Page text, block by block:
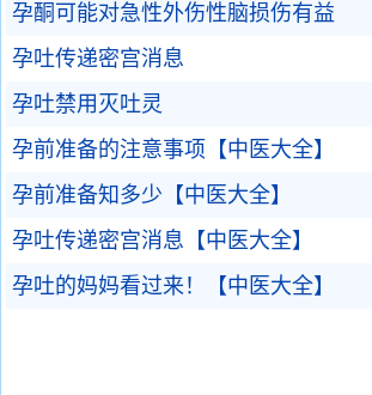
孕酮可能对急性外伤性脑损伤有益
孕吐传递密宫消息
孕吐禁用灭吐灵
孕前准备的注意事项【中医大全】
孕前准备知多少【中医大全】
孕吐传递密宫消息【中医大全】
孕吐的妈妈看过来！【中医大全】